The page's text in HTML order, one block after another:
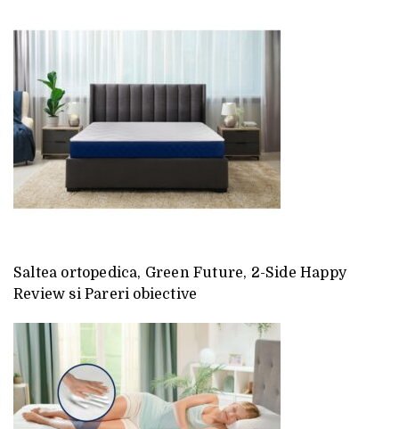
Saltea ortopedica, Green Future, 2-Side Happy
Review si Pareri obiective